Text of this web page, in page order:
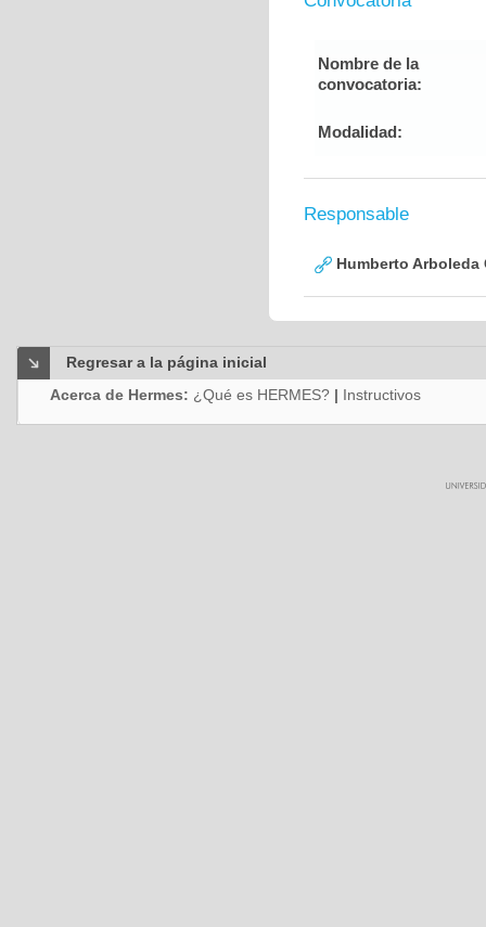
Nombre de la
convocatoria:
Modalidad:
Responsable
Humberto Arboleda
Regresar a la página inicial
Acerca de Hermes: ¿Qué es HERMES? | Instructivos